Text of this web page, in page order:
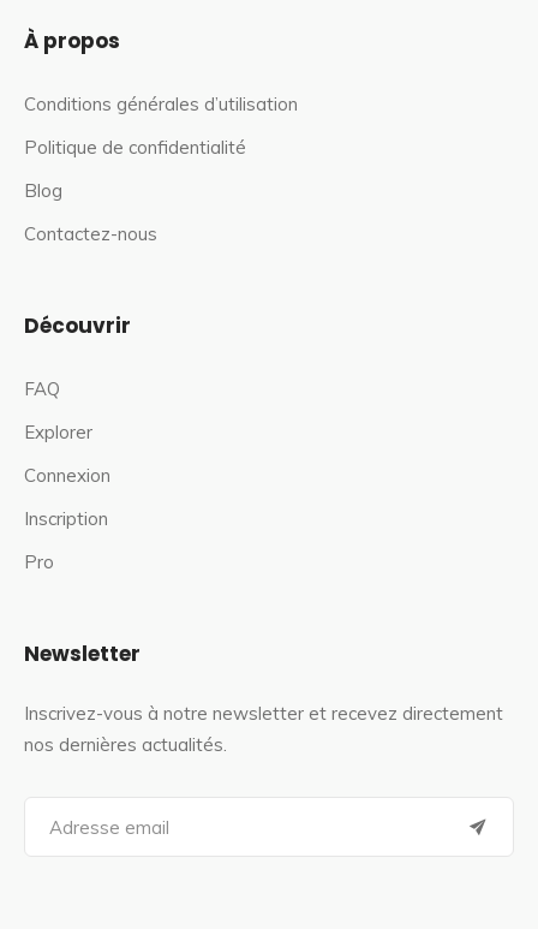
À propos
Conditions générales d’utilisation
Politique de confidentialité
Blog
Contactez-nous
Découvrir
FAQ
Explorer
Connexion
Inscription
Pro
Newsletter
Inscrivez-vous à notre newsletter et recevez directement
nos dernières actualités.
a